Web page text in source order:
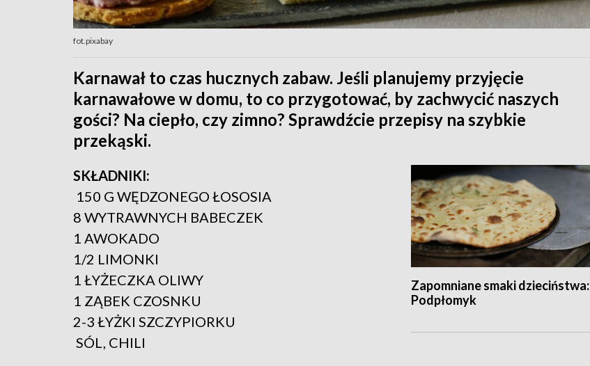
fot.pixabay
Karnawał to czas hucznych zabaw. Jeśli planujemy przyjęcie
karnawałowe w domu, to co przygotować, by zachwycić naszych
gości? Na ciepło, czy zimno? Sprawdźcie przepisy na szybkie
przekąski.
Zapomniane smaki dzieciństwa:
Podpłomyk
SKŁADNIKI:
150 G WĘDZONEGO ŁOSOSIA
8 WYTRAWNYCH BABECZEK
1 AWOKADO
1/2 LIMONKI
1 ŁYŻECZKA OLIWY
1 ZĄBEK CZOSNKU
2-3 ŁYŻKI SZCZYPIORKU
SÓL, CHILI